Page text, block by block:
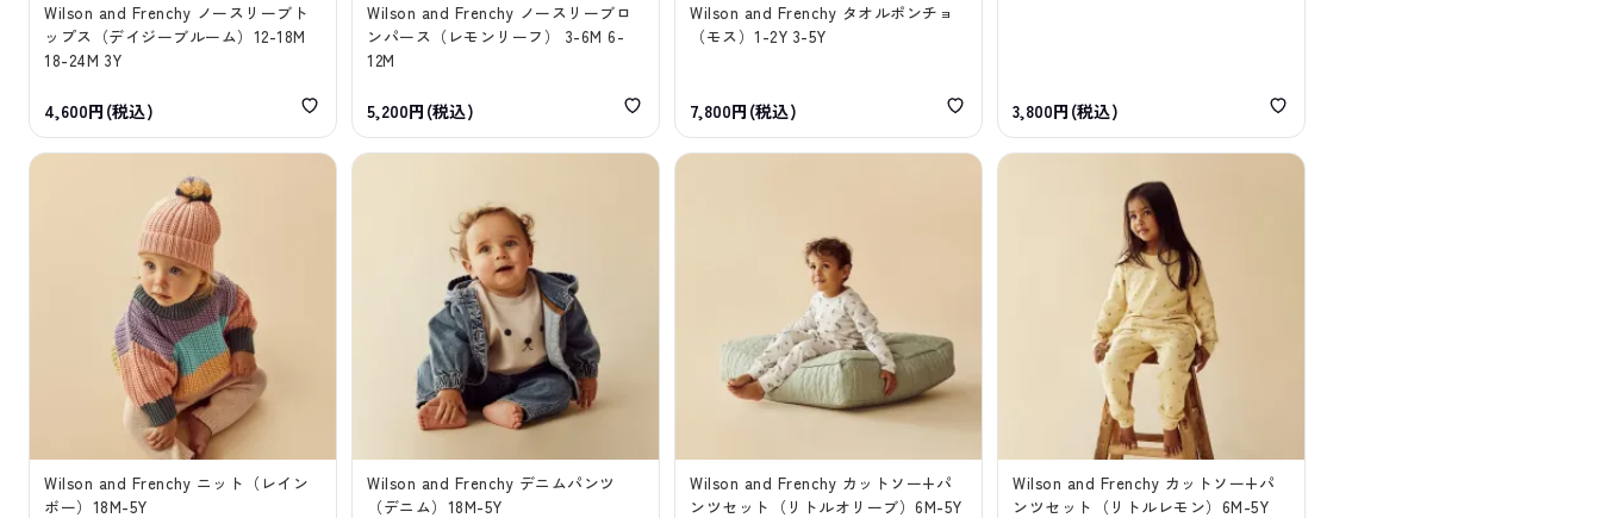
Wilson and Frenchy ノースリーブト
ップス（デイジーブルーム）12-18M
18-24M 3Y
4,600円(税込)
Wilson and Frenchy ノースリーブロ
ンパース（レモンリーフ） 3-6M 6-
12M
5,200円(税込)
Wilson and Frenchy タオルポンチョ
（モス）1-2Y 3-5Y
7,800円(税込) 3,800円(税込)
Wilson and Frenchy ニット（レイン
ボー）18M-5Y
Wilson and Frenchy デニムパンツ
（デニム）18M-5Y
Wilson and Frenchy カットソー+パ
ンツセット（リトルオリーブ）6M-5Y
Wilson and Frenchy カットソー+パ
ンツセット（リトルレモン）6M-5Y